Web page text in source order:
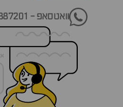
וואטסאפ - 054-3887201